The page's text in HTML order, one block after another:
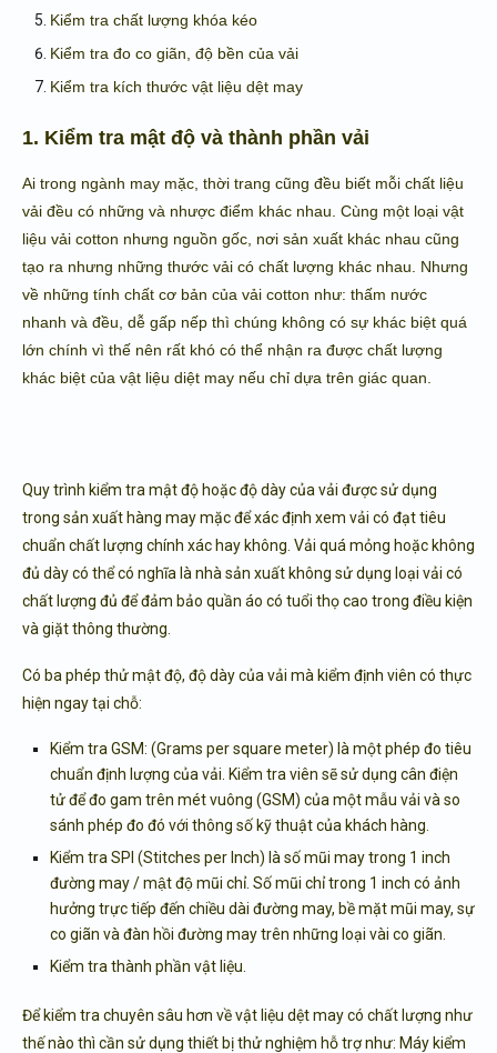
Kiểm tra chất lượng khóa kéo
Kiểm tra đo co giãn, độ bền của vải
Kiểm tra kích thước vật liệu dệt may
1. Kiểm tra mật độ và thành phần vải
Ai trong ngành may mặc, thời trang cũng đều biết mỗi chất liệu
vải đều có những và nhược điểm khác nhau. Cùng một loại vật
liệu vải cotton nhưng nguồn gốc, nơi sản xuất khác nhau cũng
tạo ra nhưng những thước vải có chất lượng khác nhau. Nhưng
về những tính chất cơ bản của vải cotton như: thấm nước
nhanh và đều, dễ gấp nếp thì chúng không có sự khác biệt quá
lớn chính vì thế nên rất khó có thể nhận ra được chất lượng
khác biệt của vật liệu diệt may nếu chỉ dựa trên giác quan.
Quy trình kiểm tra mật độ hoặc độ dày của vải được sử dụng
trong sản xuất hàng may mặc để xác định xem vải có đạt tiêu
chuẩn chất lượng chính xác hay không. Vải quá mỏng hoặc không
đủ dày có thể có nghĩa là nhà sản xuất không sử dụng loại vải có
chất lượng đủ để đảm bảo quần áo có tuổi thọ cao trong điều kiện
và giặt thông thường.
Có ba phép thử mật độ, độ dày của vải mà kiểm định viên có thực
hiện ngay tại chỗ:
Kiểm tra GSM: (Grams per square meter) là một phép đo tiêu
chuẩn định lượng của vải. Kiểm tra viên sẽ sử dụng cân điện
tử để đo gam trên mét vuông (GSM) của một mẫu vải và so
sánh phép đo đó với thông số kỹ thuật của khách hàng.
Kiểm tra SPI (Stitches per Inch) là số mũi may trong 1 inch
đường may / mật độ mũi chỉ. Số mũi chỉ trong 1 inch có ảnh
hưởng trực tiếp đến chiều dài đường may, bề mặt mũi may, sự
co giãn và đàn hồi đường may trên những loại vài co giãn.
Kiểm tra thành phần vật liệu.
Để kiểm tra chuyên sâu hơn về vật liệu dệt may có chất lượng như
thế nào thì cần sử dụng thiết bị thử nghiệm hỗ trợ như: Máy kiểm